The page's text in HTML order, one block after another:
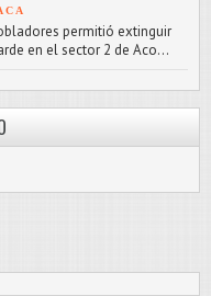
permitió extinguir
en el sector 2 de Aco...